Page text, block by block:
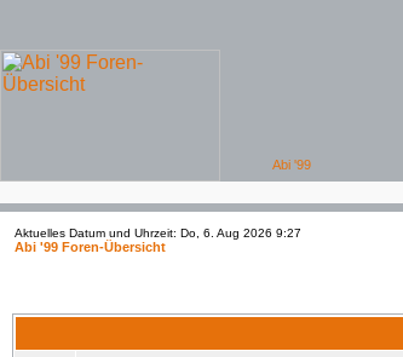
Aktuelles Datum und Uhrzeit: Do, 6. Aug 2026 9:27
Abi '99 Foren-Übersicht